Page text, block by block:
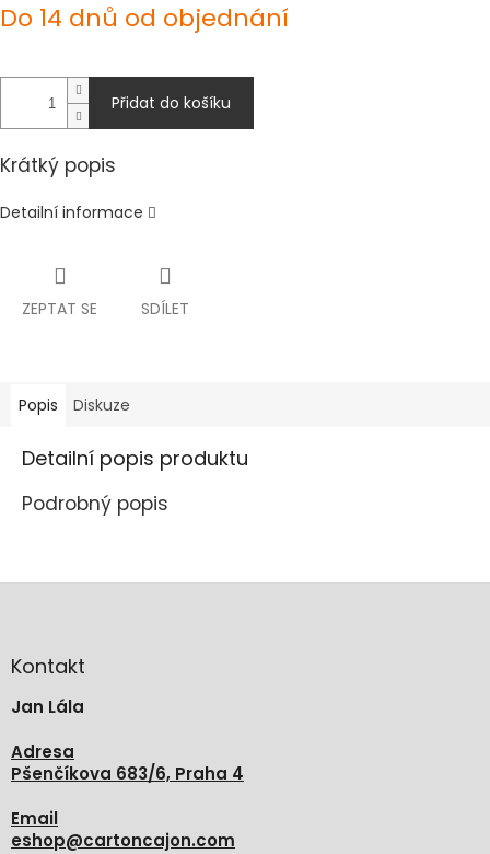
cena:
Do 14 dnů od objednání
Přidat do košíku
Krátký popis
Detailní informace
ZEPTAT SE SDÍLET
Popis Diskuze
Detailní popis produktu
Podrobný popis
aKontakt
Jan Lála
Adresa
Pšenčíkova 683/6, Praha 4
Email
eshop@cartoncajon.com